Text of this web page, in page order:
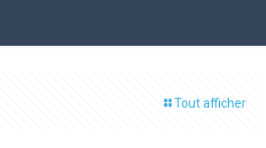
Tout afficher